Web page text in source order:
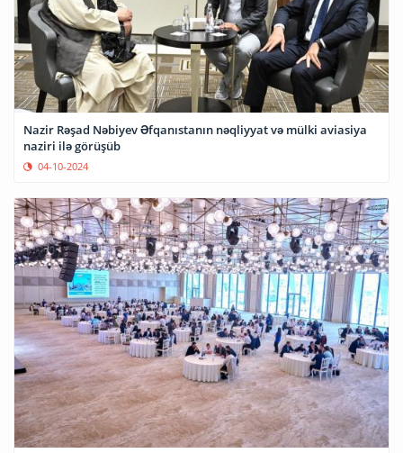
Nazir Rəşad Nəbiyev Əfqanıstanın nəqliyyat və mülki aviasiya
naziri ilə görüşüb
04-10-2024